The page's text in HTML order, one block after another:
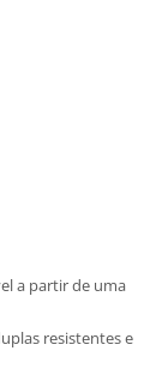
a partir de uma
resistentes e